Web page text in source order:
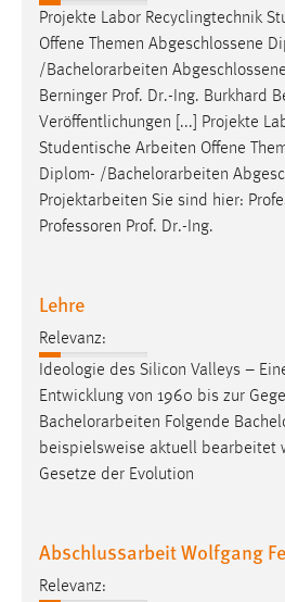
Projekte Labor Recyclingtechnik
Offene Themen Abgeschlossene
/Bachelorarbeiten
Berninger Prof. Dr.-Ing. Burkhard
Veröffentlichungen [...] Projekte
Studentische Arbeiten Offene
Diplom- /Bachelorarbeiten
Projektarbeiten Sie sind hier:
Professoren Prof. Dr.-Ing.
Lehre
Relevanz:
Ideologie des Silicon Valleys –
Entwicklung von 1960 bis zur
Bachelorarbeiten Folgende
beispielsweise aktuell bearbeitet
Gesetze der Evolution
Abschlussarbeit Wolfgang
Relevanz: